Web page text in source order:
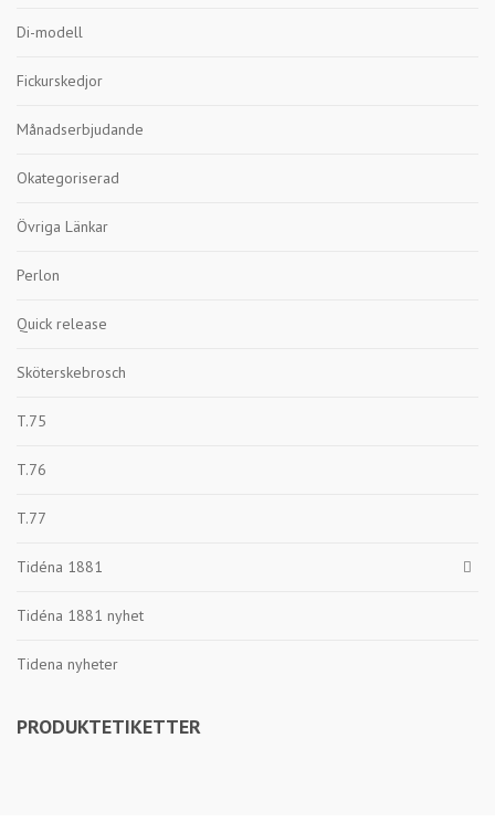
Di-modell
Fickurskedjor
Månadserbjudande
Okategoriserad
Övriga Länkar
Perlon
Quick release
Sköterskebrosch
T.75
T.76
T.77
Tidéna 1881
Tidéna 1881 nyhet
Tidena nyheter
PRODUKTETIKETTER